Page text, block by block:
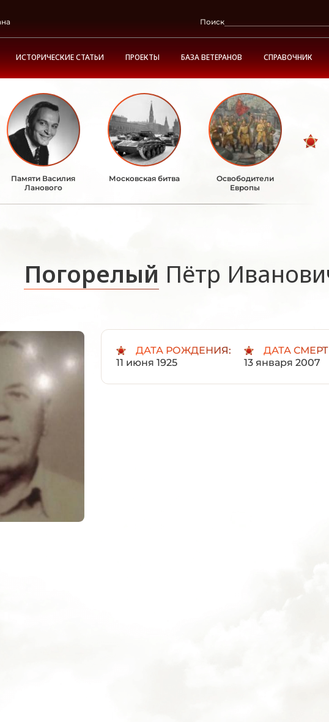
Поиск
ИСТОРИЧЕСКИЕ СТАТЬИ ПРОЕКТЫ БАЗА ВЕТЕРАНОВ СПРАВОЧНИК
Памяти Василия
Ланового
Московская битва
Освободители
Европы
Погорелый Пётр
ДАТА РОЖДЕНИЯ:
11 июня 1925
ДАТА
13 января 2007